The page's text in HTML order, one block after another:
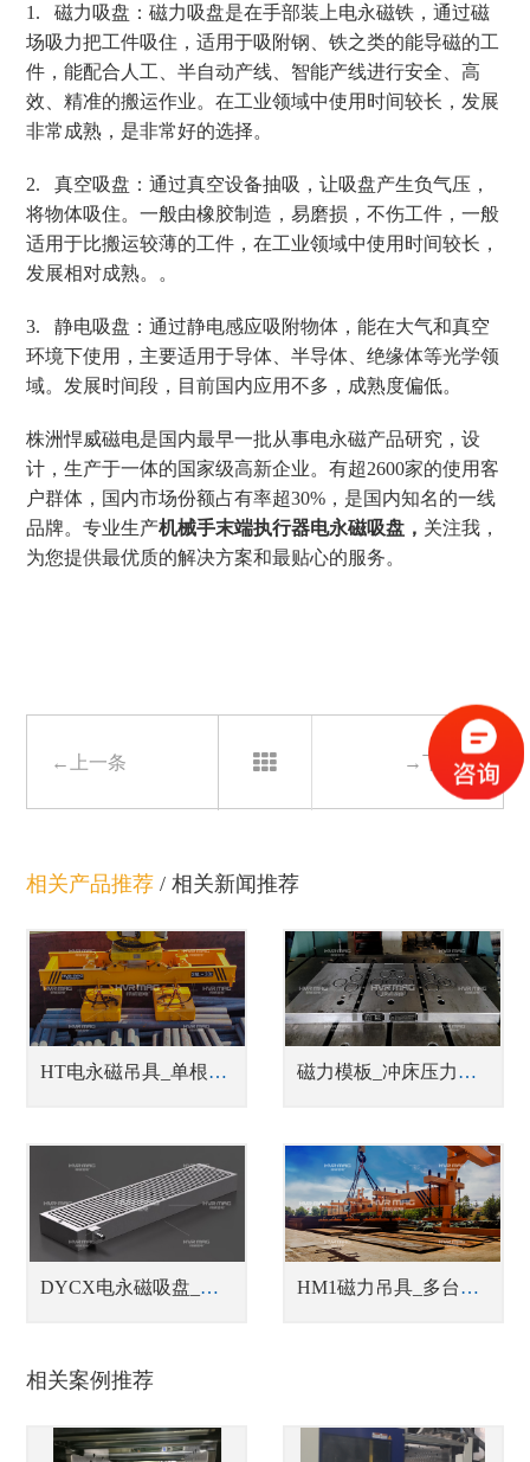
1. 磁力吸盘：磁力吸盘是在手部装上电永磁铁，通过磁
场吸力把工件吸住，适用于吸附钢、铁之类的能导磁的工
件，能配合人工、半自动产线、智能产线进行安全、高
效、精准的搬运作业。在工业领域中使用时间较长，发展
非常成熟，是非常好的选择。
2. 真空吸盘：通过真空设备抽吸，让吸盘产生负气压，
将物体吸住。一般由橡胶制造，易磨损，不伤工件，一般
适用于比搬运较薄的工件，在工业领域中使用时间较长，
发展相对成熟。。
3. 静电吸盘：通过静电感应吸附物体，能在大气和真空
环境下使用，主要适用于导体、半导体、绝缘体等光学领
域。发展时间段，目前国内应用不多，成熟度偏低。
株洲悍威磁电是国内最早一批从事电永磁产品研究，设
计，生产于一体的国家级高新企业。有超2600家的使用客
户群体，国内市场份额占有率超30% ，是国内知名的一线
品牌。专业生产机械手末端执行器电永磁吸盘， 关注我，
为您提供最优质的解决方案和最贴心的服务。
←上一条 →下一条
相关产品推荐 /相关新闻推荐
HT电永磁吊具_单根、单排或成捆钢管吊具 磁力模板_冲床压力机快速换模系统
DYCX电永磁吸盘_铣床用电永磁吸盘 HM1磁力吊具_多台联吊中厚钢板吊具
相关案例推荐